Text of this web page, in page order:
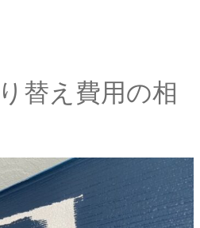
替え費用の相